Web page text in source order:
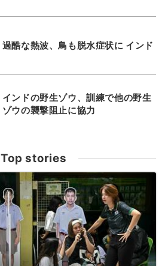
過酷な熱波、鳥も脱水症状に インド
インドの野生ゾウ、訓練で他の野生
ゾウの襲撃阻止に協力
Top stories